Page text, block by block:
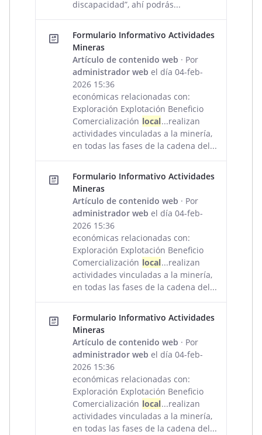
discapacidad”, ahí podrás...
Formulario Informativo Actividades
Mineras
Artículo de contenido web · Por
administrador web el día 04-feb-
2026 15:36
económicas relacionadas con:
Exploración Explotación Beneficio
Comercialización local...realizan
actividades vinculadas a la minería,
en todas las fases de la cadena del...
Formulario Informativo Actividades
Mineras
Artículo de contenido web · Por
administrador web el día 04-feb-
2026 15:36
económicas relacionadas con:
Exploración Explotación Beneficio
Comercialización local...realizan
actividades vinculadas a la minería,
en todas las fases de la cadena del...
Formulario Informativo Actividades
Mineras
Artículo de contenido web · Por
administrador web el día 04-feb-
2026 15:36
económicas relacionadas con:
Exploración Explotación Beneficio
Comercialización local...realizan
actividades vinculadas a la minería,
en todas las fases de la cadena del...